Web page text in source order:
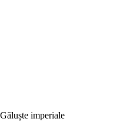
Găluște imperiale